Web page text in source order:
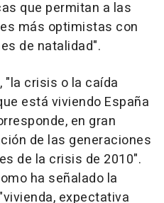
que permitan a las
más optimistas con
de natalidad".
"la crisis o la caída
está viviendo España
en gran
de las generaciones
de la crisis de 2010".
ha señalado la
expectativa